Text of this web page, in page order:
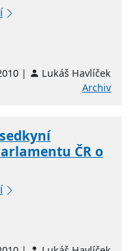
|
Lukáš Havlíček
Archiv
ČR o